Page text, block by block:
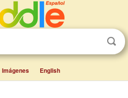
Imágenes English